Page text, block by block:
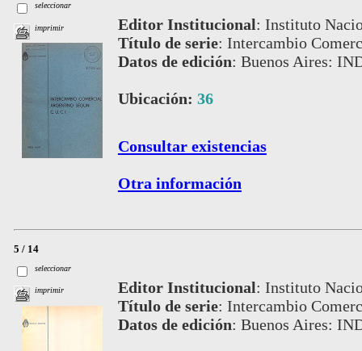
seleccionar
imprimir Editor Institucional: Instituto
Título de serie: Intercambio
Datos de edición: Buenos Aires:
Ubicación: 36
Consultar existencias
Otra información
5 / 14
seleccionar
imprimir Editor Institucional: Instituto
Título de serie: Intercambio
Datos de edición: Buenos Aires: